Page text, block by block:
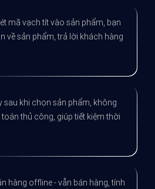
mã vạch tít vào sản phẩm, bạn
về sản phẩm, trả lời khách hàng
sau khi chọn sản phẩm, không
thủ công, giúp tiết kiệm thời
hàng offline - vẫn bán hàng, tính